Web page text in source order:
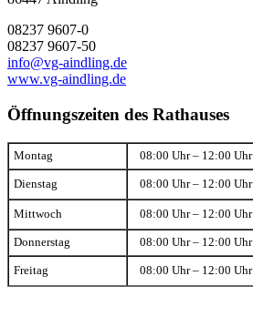
08237 9607-0
08237 9607-50
info@vg-aindling.de
www.vg-aindling.de
Öffnungszeiten des Rathauses
Montag 08:00 Uhr – 12:00 Uhr
Dienstag 08:00 Uhr – 12:00 Uhr
Mittwoch 08:00 Uhr – 12:00 Uhr
Donnerstag 08:00 Uhr – 12:00 Uhr
Freitag 08:00 Uhr – 12:00 Uhr